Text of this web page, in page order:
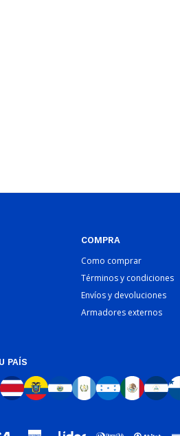
COMPRA
Como comprar
Términos y condiciones
Envíos y devoluciones
Armadores externos
PAÍS